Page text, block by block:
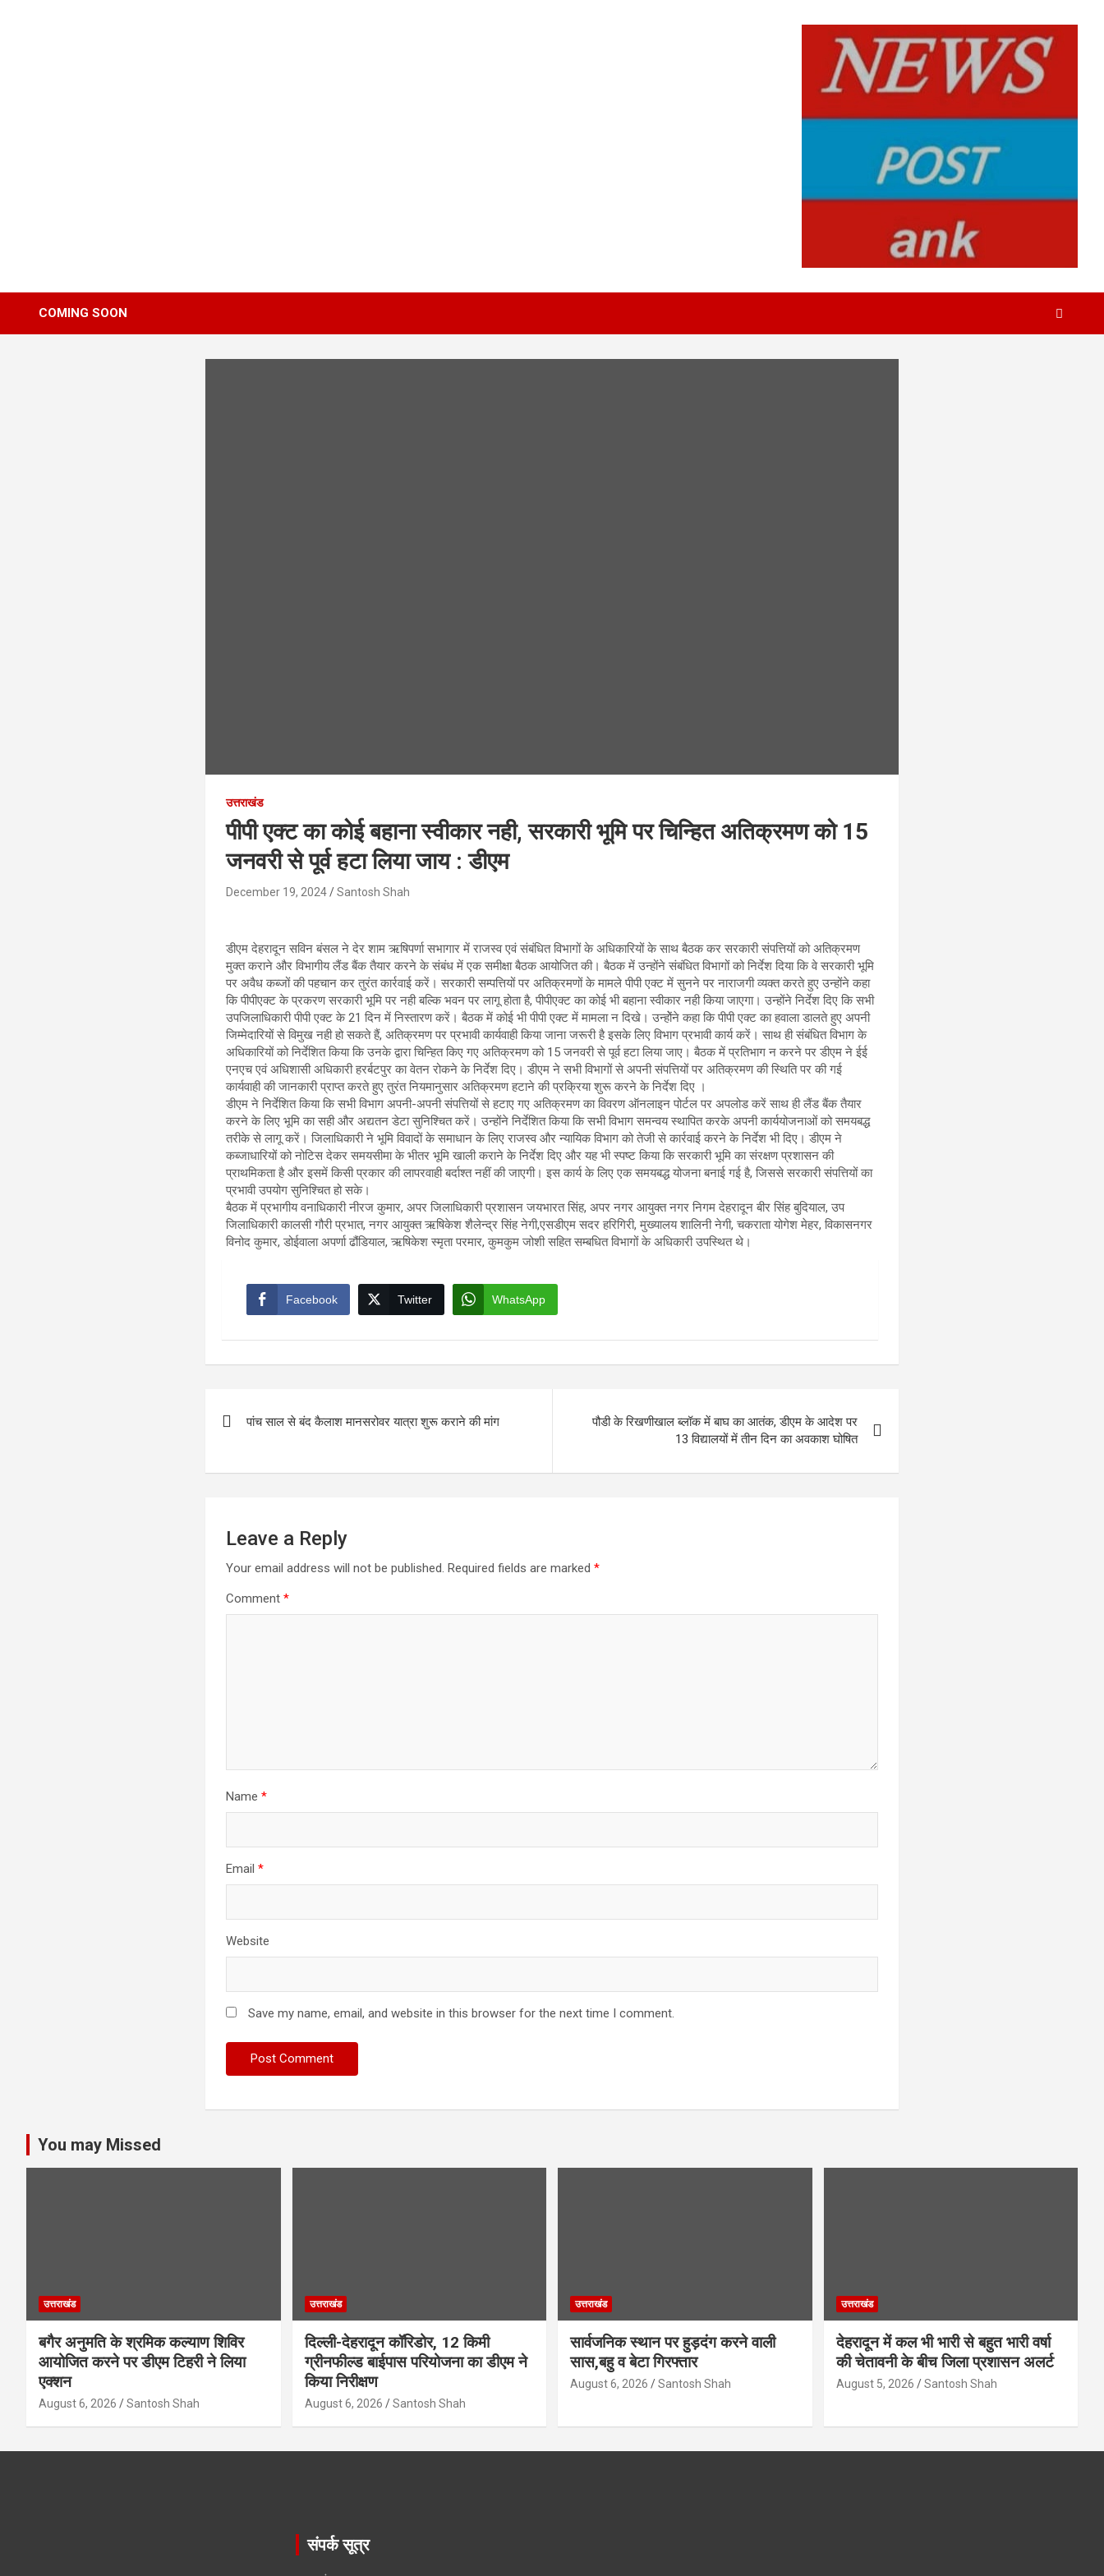
COMING SOON
उत्तराखंड
पीपी एक्ट का कोई बहाना स्वीकार नही, सरकारी भूमि पर चिन्हित अतिक्रमण को 15
जनवरी से पूर्व हटा लिया जाय : डीएम
December 19, 2024 Santosh Shah
डीएम देहरादून सविन बंसल ने देर शाम ऋषिपर्णा सभागार में राजस्व एवं संबंधित विभागों के अधिकारियों के साथ बैठक कर सरकारी संपत्तियों को अतिक्रमण
मुक्त कराने और विभागीय लैंड बैंक तैयार करने के संबंध में एक समीक्षा बैठक आयोजित की। बैठक में उन्होंने संबंधित विभागों को निर्देश दिया कि वे सरकारी भूमि
पर अवैध कब्जों की पहचान कर तुरंत कार्रवाई करें। सरकारी सम्पत्तियों पर अतिक्रमणों के मामले पीपी एक्ट में सुनने पर नाराजगी व्यक्त करते हुए उन्होंने कहा
कि पीपीएक्ट के प्रकरण सरकारी भूमि पर नही बल्कि भवन पर लागू होता है, पीपीएक्ट का कोई भी बहाना स्वीकार नही किया जाएगा। उन्होंने निर्देश दिए कि सभी
उपजिलाधिकारी पीपी एक्ट के 21 दिन में निस्तारण करें। बैठक में कोई भी पीपी एक्ट में मामला न दिखे। उन्होेंने कहा कि पीपी एक्ट का हवाला डालते हुए अपनी
जिम्मेदारियों से विमुख नही हो सकते हैं, अतिक्रमण पर प्रभावी कार्यवाही किया जाना जरूरी है इसके लिए विभाग प्रभावी कार्य करें। साथ ही संबंधित विभाग के
अधिकारियों को निर्देशित किया कि उनके द्वारा चिन्हित किए गए अतिक्रमण को 15 जनवरी से पूर्व हटा लिया जाए। बैठक में प्रतिभाग न करने पर डीएम ने ईई
एनएच एवं अधिशासी अधिकारी हरर्बटपुर का वेतन रोकने के निर्देश दिए। डीएम ने सभी विभागों से अपनी संपत्तियों पर अतिक्रमण की स्थिति पर की गई
कार्यवाही की जानकारी प्राप्त करते हुए तुरंत नियमानुसार अतिक्रमण हटाने की प्रक्रिया शुरू करने के निर्देश दिए ।
डीएम ने निर्देशित किया कि सभी विभाग अपनी-अपनी संपत्तियों से हटाए गए अतिक्रमण का विवरण ऑनलाइन पोर्टल पर अपलोड करें साथ ही लैंड बैंक तैयार
करने के लिए भूमि का सही और अद्यतन डेटा सुनिश्चित करें। उन्होंने निर्देशित किया कि सभी विभाग समन्वय स्थापित करके अपनी कार्ययोजनाओं को समयबद्ध
तरीके से लागू करें। जिलाधिकारी ने भूमि विवादों के समाधान के लिए राजस्व और न्यायिक विभाग को तेजी से कार्रवाई करने के निर्देश भी दिए। डीएम ने
कब्जाधारियों को नोटिस देकर समयसीमा के भीतर भूमि खाली कराने के निर्देश दिए और यह भी स्पष्ट किया कि सरकारी भूमि का संरक्षण प्रशासन की
प्राथमिकता है और इसमें किसी प्रकार की लापरवाही बर्दाश्त नहीं की जाएगी। इस कार्य के लिए एक समयबद्ध योजना बनाई गई है, जिससे सरकारी संपत्तियों का
प्रभावी उपयोग सुनिश्चित हो सके।
बैठक में प्रभागीय वनाधिकारी नीरज कुमार, अपर जिलाधिकारी प्रशासन जयभारत सिंह, अपर नगर आयुक्त नगर निगम देहरादून बीर सिंह बुदियाल, उप
जिलाधिकारी कालसी गौरी प्रभात, नगर आयुक्त ऋषिकेश शैलेन्द्र सिंह नेगी,एसडीएम सदर हरिगिरी, मुख्यालय शालिनी नेगी, चकराता योगेश मेहर, विकासनगर
विनोद कुमार, डोईवाला अपर्णा ढौंडियाल, ऋषिकेश स्मृता परमार, कुमकुम जोशी सहित सम्बधित विभागों के अधिकारी उपस्थित थे।
Facebook Twitter WhatsApp
पांच साल से बंद कैलाश मानसरोवर यात्रा शुरू कराने की मांग
पौडी के रिखणीखाल ब्लॉक में बाघ का आतंक, डीएम के आदेश पर
13 विद्यालयों में तीन दिन का अवकाश घोषित
Leave a Reply
Your email address will not be published. Required fields are marked*
Comment*
Name*
Email*
Website
Save my name, email, and website in this browser for the next time I comment.
You may Missed
उत्तराखंड
बगैर अनुमति के श्रमिक कल्याण शिविर
आयोजित करने पर डीएम टिहरी ने लिया
एक्शन
August 6, 2026 Santosh Shah
उत्तराखंड
दिल्ली-देहरादून कॉरिडोर, 12 किमी
ग्रीनफील्ड बाईपास परियोजना का डीएम ने
किया निरीक्षण
August 6, 2026 Santosh Shah
उत्तराखंड
सार्वजनिक स्थान पर हुड़दंग करने वाली
सास,बहु व बेटा गिरफ्तार
August 6, 2026 Santosh Shah
उत्तराखंड
देहरादून में कल भी भारी से बहुत भारी वर्षा
की चेतावनी के बीच जिला प्रशासन अलर्ट
August 5, 2026 Santosh Shah
संपर्क सूत्र